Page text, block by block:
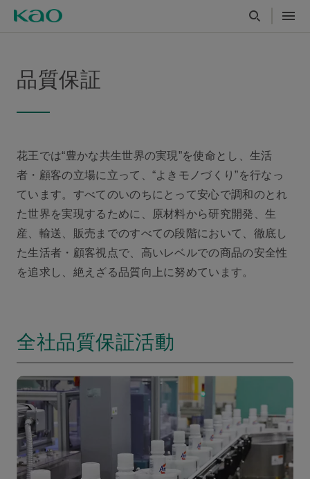
品質保証
花王では“豊かな共生世界の実現”を使命とし、生活
者・顧客の立場に立って、“よきモノづくり”を行なっ
ています。すべてのいのちにとって安心で調和のとれ
た世界を実現するために、原材料から研究開発、生
産、輸送、販売までのすべての段階において、徹底し
た生活者・顧客視点で、高いレベルでの商品の安全性
を追求し、絶えざる品質向上に努めています。
全社品質保証活動